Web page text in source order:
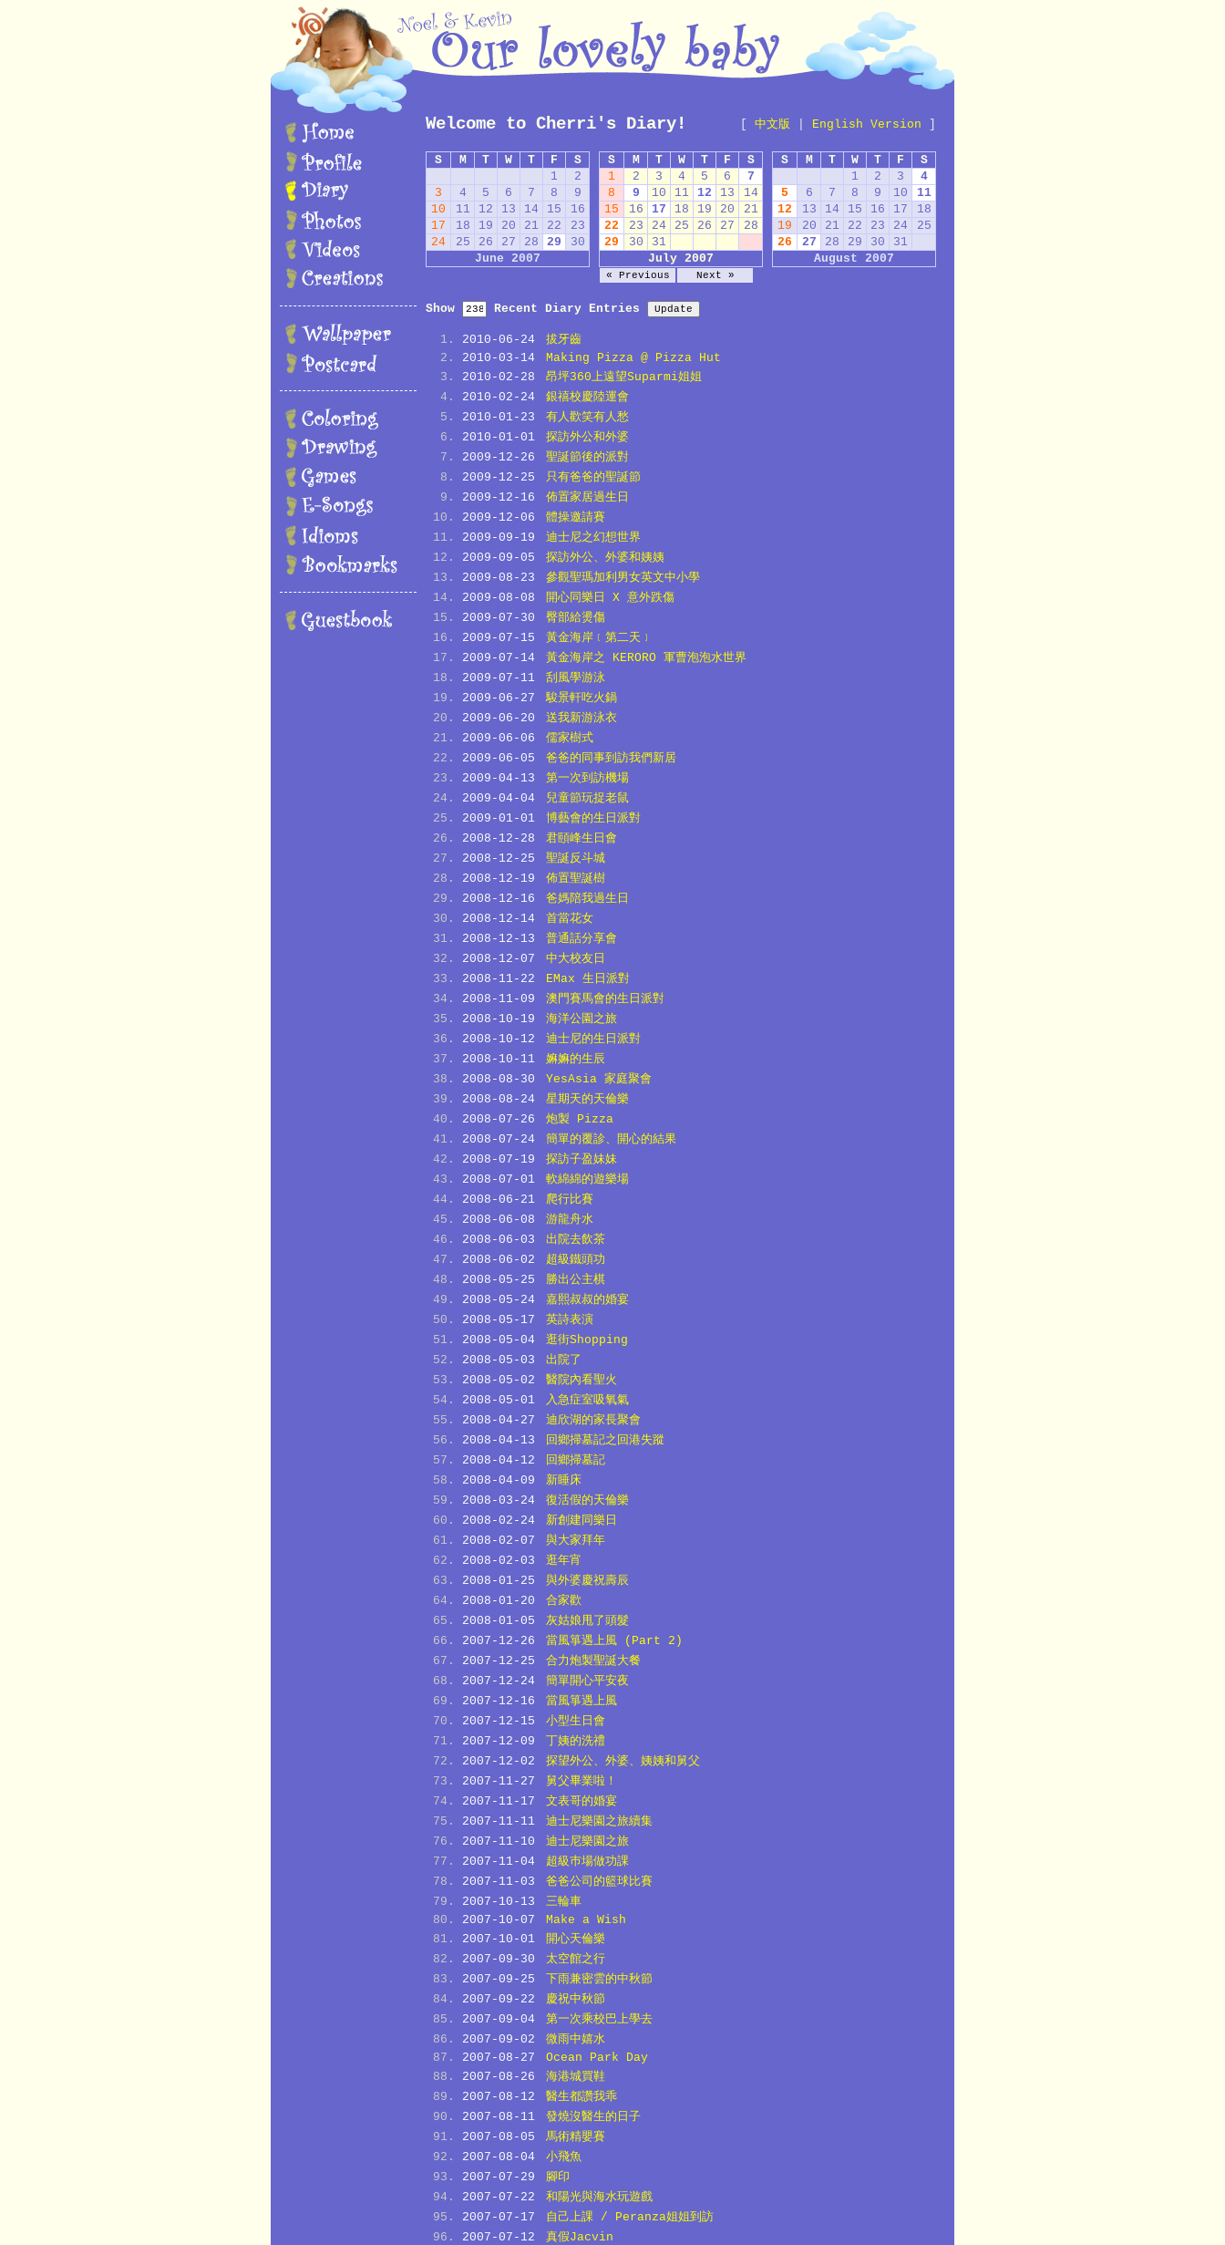
中文版 English Version
Welcome to Cherri's Diary!
S M T W T F
S
1
2
3
4 5 6 7 8
9
10
11 12 13 14 15
16
17
18 19 20 21 22
23
24
25 26 27 28 29
30
June 2007
S M T W T F
S
1
2 3
4
5
6 7 8 9 10
11
12
13 14 15 16 17
18
19
20 21 22 23 24
25
26
27 28 29 30
31
August 2007
S M T W T F
S
1
2 3 4 5 6
7
8
9 10 11 12 13
14
15
16 17 18 19 20
21
22
23 24 25 26 27
28
29
30
31
July 2007
« Previous Next »
Show Recent Diary Entries
2010-06-24
拔牙齒
2010-03-14
Making Pizza @ Pizza Hut
2010-02-28
昂坪360上遠望Suparmi姐姐
2010-02-24
銀禧校慶陸運會
2010-01-23
有人歡笑有人愁
2010-01-01
探訪外公和外婆
2009-12-26
聖誕節後的派對
2009-12-25
只有爸爸的聖誕節
2009-12-16
佈置家居過生日
2009-12-06
體操邀請賽
2009-09-19
迪士尼之幻想世界
2009-09-05
探訪外公、外婆和姨姨
2009-08-23
參觀聖瑪加利男女英文中小學
2009-08-08
開心同樂日 X 意外跌傷
2009-07-30
臀部給燙傷
2009-07-15
黃金海岸﹝第二天﹞
2009-07-14
黃金海岸之 KERORO 軍曹泡泡水世界
2009-07-11
刮風學游泳
2009-06-27
駿景軒吃火鍋
2009-06-20
送我新游泳衣
2009-06-06
儒家樹式
2009-06-05
爸爸的同事到訪我們新居
2009-04-13
第一次到訪機場
2009-04-04
兒童節玩捉老鼠
2009-01-01
博藝會的生日派對
2008-12-28
君頤峰生日會
2008-12-25
聖誕反斗城
2008-12-19
佈置聖誕樹
2008-12-16
爸媽陪我過生日
2008-12-14
首當花女
2008-12-13
普通話分享會
2008-12-07
中大校友日
2008-11-22
EMax 生日派對
2008-11-09
澳門賽馬會的生日派對
2008-10-19
海洋公園之旅
2008-10-12
迪士尼的生日派對
2008-10-11
嫲嫲的生辰
2008-08-30
YesAsia 家庭聚會
2008-08-24
星期天的天倫樂
2008-07-26
炮製 Pizza
2008-07-24
簡單的覆診、開心的結果
2008-07-19
探訪子盈妹妹
2008-07-01
軟綿綿的遊樂場
2008-06-21
爬行比賽
2008-06-08
游龍舟水
2008-06-03
出院去飲茶
2008-06-02
超級鐵頭功
2008-05-25
勝出公主棋
2008-05-24
嘉熙叔叔的婚宴
2008-05-17
英詩表演
2008-05-04
逛街Shopping
2008-05-03
出院了
2008-05-02
醫院內看聖火
2008-05-01
入急症室吸氧氣
2008-04-27
迪欣湖的家長聚會
2008-04-13
回鄉掃墓記之回港失蹤
2008-04-12
回鄉掃墓記
2008-04-09
新睡床
2008-03-24
復活假的天倫樂
2008-02-24
新創建同樂日
2008-02-07
與大家拜年
2008-02-03
逛年宵
2008-01-25
與外婆慶祝壽辰
2008-01-20
合家歡
2008-01-05
灰姑娘甩了頭髮
2007-12-26
當風箏遇上風 (Part 2)
2007-12-25
合力炮製聖誕大餐
2007-12-24
簡單開心平安夜
2007-12-16
當風箏遇上風
2007-12-15
小型生日會
2007-12-09
丁姨的洗禮
2007-12-02
探望外公、外婆、姨姨和舅父
2007-11-27
舅父畢業啦！
2007-11-17
文表哥的婚宴
2007-11-11
迪士尼樂園之旅續集
2007-11-10
迪士尼樂園之旅
2007-11-04
超級巿場做功課
2007-11-03
爸爸公司的籃球比賽
2007-10-13
三輪車
2007-10-07
Make a Wish
2007-10-01
開心天倫樂
2007-09-30
太空館之行
2007-09-25
下雨兼密雲的中秋節
2007-09-22
慶祝中秋節
2007-09-04
第一次乘校巴上學去
2007-09-02
微雨中嬉水
2007-08-27
Ocean Park Day
2007-08-26
海港城買鞋
2007-08-12
醫生都讚我乖
2007-08-11
發燒沒醫生的日子
2007-08-05
馬術精嬰賽
2007-08-04
小飛魚
2007-07-29
腳印
2007-07-22
和陽光與海水玩遊戲
2007-07-17
自己上課 / Peranza姐姐到訪
2007-07-12
真假Jacvin